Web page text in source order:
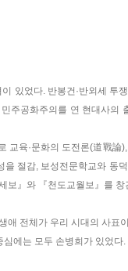
있었다. 반봉건·반외세 투
주공화주의를 연 현대사의
교육·문화의 도전론(道戰論
절감, 보성전문학교와 동
보』와 『천도교월보』를
애 전체가 우리 시대의 사표
에는 모두 손병희가 있었